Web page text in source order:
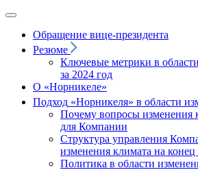
Обращение вице‑президента
Резюме
Ключевые метрики в
за 2024 год
О «Норникеле»
Подход «Норникеля» в области
Почему вопросы изменения
для Компании
Структура управления
изменения климата на конец
Политика в области